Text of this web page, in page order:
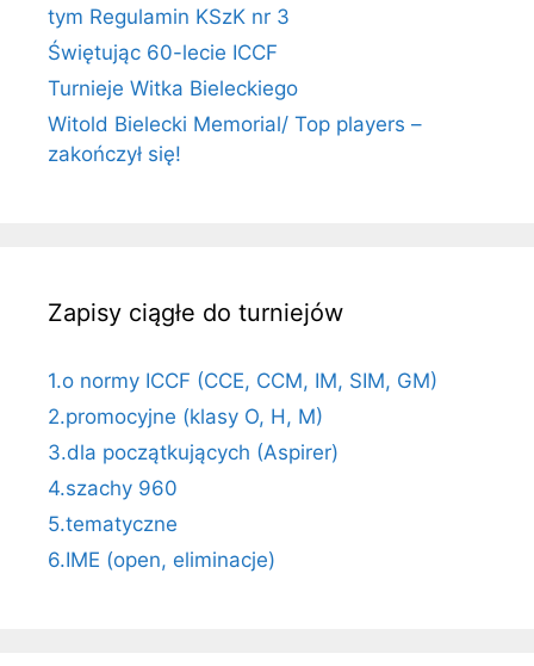
tym Regulamin KSzK nr 3
Świętując 60-lecie ICCF
Turnieje Witka Bieleckiego
Witold Bielecki Memorial/ Top players –
zakończył się!
Zapisy ciągłe do turniejów
1.o normy ICCF (CCE, CCM, IM, SIM, GM)
2.promocyjne (klasy O, H, M)
3.dla początkujących (Aspirer)
4.szachy 960
5.tematyczne
6.IME (open, eliminacje)